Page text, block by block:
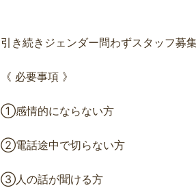
引き続きジェンダー問わずスタッフ募集
《 必要事項 》
①感情的にならない方
②電話途中で切らない方
③人の話が聞ける方